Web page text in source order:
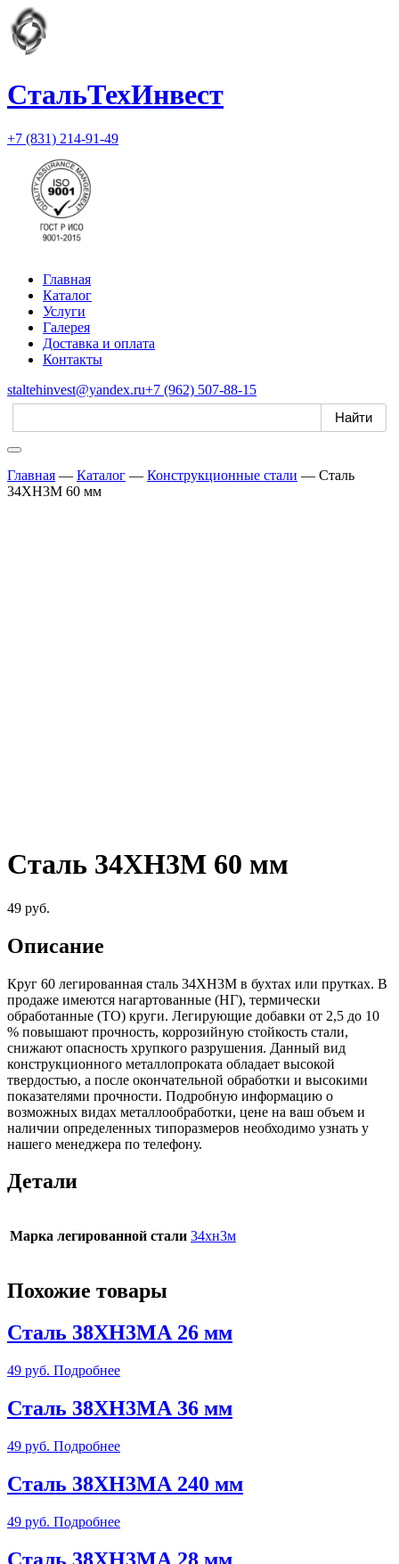
СтальТехИнвест
+7 (831) 214-91-49
Главная
Каталог
Услуги
Галерея
Доставка и оплата
Контакты
staltehinvest@yandex.ru+7 (962) 507-88-15
Главная — Каталог — Конструкционные стали — Сталь
34ХН3М 60 мм
Сталь 34ХН3М 60 мм
49 руб.
Описание
Круг 60 легированная сталь 34ХН3М в бухтах или прутках. В
продаже имеются нагартованные (НГ), термически
обработанные (ТО) круги. Легирующие добавки от 2,5 до 10
% повышают прочность, коррозийную стойкость стали,
снижают опасность хрупкого разрушения. Данный вид
конструкционного металлопроката обладает высокой
твердостью, а после окончательной обработки и высокими
показателями прочности. Подробную информацию о
возможных видах металлообработки, цене на ваш объем и
наличии определенных типоразмеров необходимо узнать у
нашего менеджера по телефону.
Детали
Марка легированной стали 34хн3м
Похожие товары
Сталь 38ХН3МА 26 мм
49 руб. Подробнее
Сталь 38ХН3МА 36 мм
49 руб. Подробнее
Сталь 38ХН3МА 240 мм
49 руб. Подробнее
Сталь 38ХН3МА 28 мм